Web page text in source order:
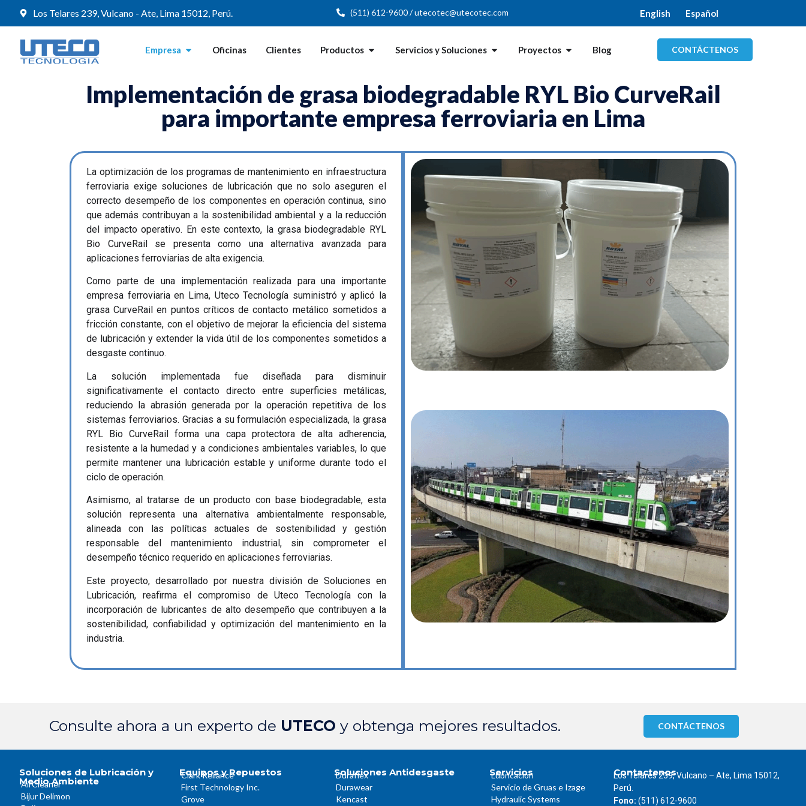
Los Telares 239, Vulcano - Ate, Lima 15012, Perú. (511) 612-9600 / utecotec@utecotec.com English Español
Empresa Oficinas Clientes Productos Servicios y Soluciones Proyectos Blog CONTÁCTENOS
Implementación de grasa biodegradable RYL Bio CurveRail
para importante empresa ferroviaria en Lima
La optimización de los programas de mantenimiento en infraestructura
ferroviaria exige soluciones de lubricación que no solo aseguren el
correcto desempeño de los componentes en operación continua, sino
que además contribuyan a la sostenibilidad ambiental y a la reducción
del impacto operativo. En este contexto, la grasa biodegradable RYL
Bio CurveRail se presenta como una alternativa avanzada para
aplicaciones ferroviarias de alta exigencia.
Como parte de una implementación realizada para una importante
empresa ferroviaria en Lima, Uteco Tecnología suministró y aplicó la
grasa CurveRail en puntos críticos de contacto metálico sometidos a
fricción constante, con el objetivo de mejorar la eficiencia del sistema
de lubricación y extender la vida útil de los componentes sometidos a
desgaste continuo.
La solución implementada fue diseñada para disminuir
significativamente el contacto directo entre superficies metálicas,
reduciendo la abrasión generada por la operación repetitiva de los
sistemas ferroviarios. Gracias a su formulación especializada, la grasa
RYL Bio CurveRail forma una capa protectora de alta adherencia,
resistente a la humedad y a condiciones ambientales variables, lo que
permite mantener una lubricación estable y uniforme durante todo el
ciclo de operación.
Asimismo, al tratarse de un producto con base biodegradable, esta
solución representa una alternativa ambientalmente responsable,
alineada con las políticas actuales de sostenibilidad y gestión
responsable del mantenimiento industrial, sin comprometer el
desempeño técnico requerido en aplicaciones ferroviarias.
Este proyecto, desarrollado por nuestra división de Soluciones en
Lubricación, reafirma el compromiso de Uteco Tecnología con la
incorporación de lubricantes de alto desempeño que contribuyen a la
sostenibilidad, confiabilidad y optimización del mantenimiento en la
industria.
Consulte ahora a un experto de UTECO y obtenga mejores resultados. CONTÁCTENOS
Soluciones de Lubricación y
Medio Ambiente
AirCleaner
Bijur Delimon
Equipos y Repuestos
Clark Reliance
First Technology Inc.
Grove
Soluciones Antidesgaste
Duraflex
Durawear
Kencast
Servicios
Lubricación
Servicio de Gruas e Izage
Hydraulic Systems
Contactenos
Los Telares 239, Vulcano – Ate, Lima 15012,
Perú.
Fono:(511) 612-9600